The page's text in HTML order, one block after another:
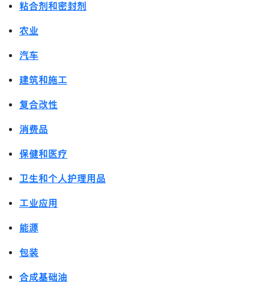
粘合剂和密封剂
农业
汽车
建筑和施工
复合改性
消费品
保健和医疗
卫生和个人护理用品
工业应用
能源
包装
合成基础油